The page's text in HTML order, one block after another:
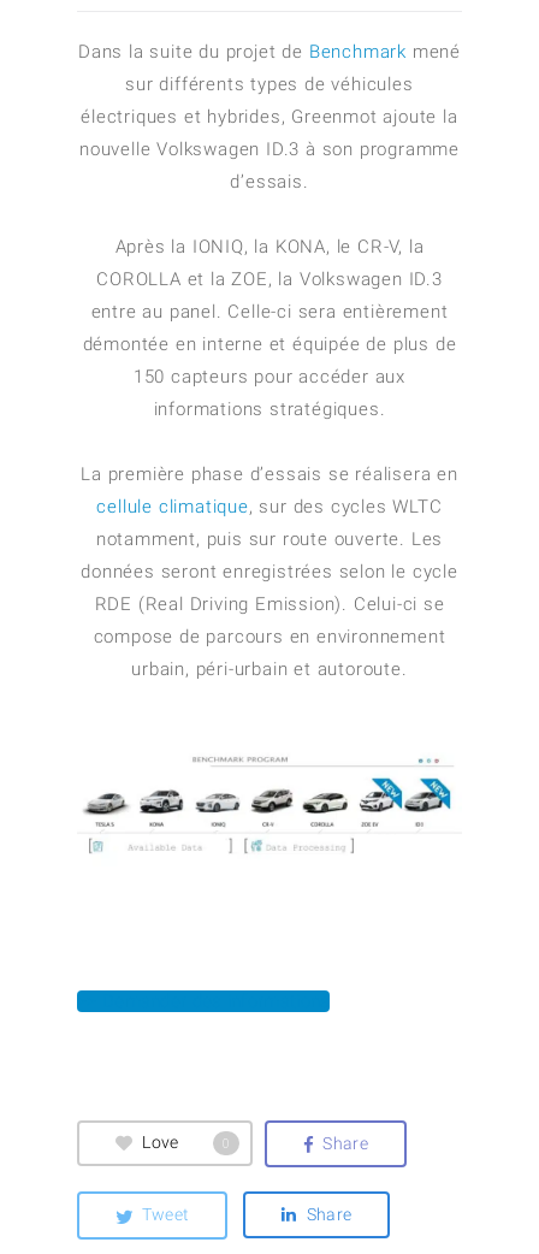
Dans la suite du projet de Benchmark mené
sur différents types de véhicules
électriques et hybrides, Greenmot ajoute la
nouvelle Volkswagen ID.3 à son programme
d’essais.
Après la IONIQ, la KONA, le CR-V, la
COROLLA et la ZOE, la Volkswagen ID.3
entre au panel. Celle-ci sera entièrement
démontée en interne et équipée de plus de
150 capteurs pour accéder aux
informations stratégiques.
La première phase d’essais se réalisera en
cellule climatique, sur des cycles WLTC
notamment, puis sur route ouverte. Les
données seront enregistrées selon le cycle
RDE (Real Driving Emission). Celui-ci se
compose de parcours en environnement
urbain, péri-urbain et autoroute.
>> Demander des informations
Love 0 Share
Tweet Share